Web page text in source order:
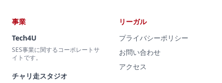
事業
Tech4U
SES事業に関するコーポレートサ
イトです。
チャリ走スタジオ
リーガル
プライバシーポリシー
お問い合わせ
アクセス